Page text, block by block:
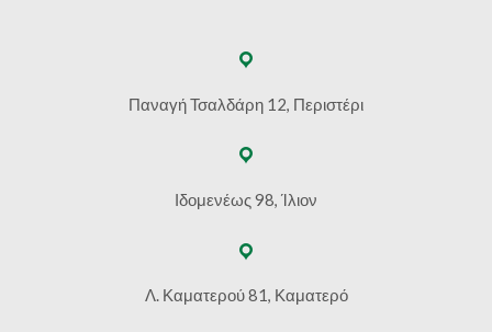
Παναγή Τσαλδάρη 12, Περιστέρι
Ιδομενέως 98, Ίλιον
Λ. Καματερού 81, Καματερό